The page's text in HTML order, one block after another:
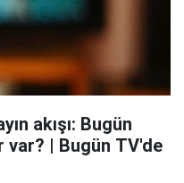
akışı: Bugün
| Bugün TV'de